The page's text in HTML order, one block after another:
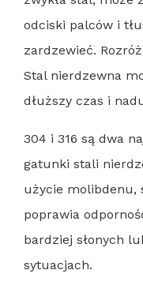
odciski palców i
zardzewieć.
Stal nierdzewna
dłuższy czas i
304 i 316 są dwa
gatunki stali
użycie molibdenu,
poprawia
bardziej słonych
sytuacjach.